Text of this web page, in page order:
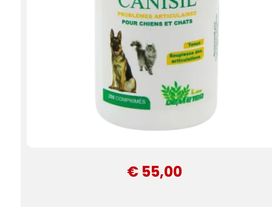
€ 55,00